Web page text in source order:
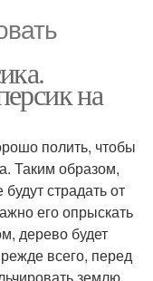
на
полить, чтобы
Таким образом,
страдать от
его опрыскать
дерево будет
всего, перед
землю